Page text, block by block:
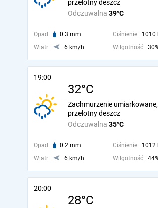
Odczuwalna 39°C
przelotny deszcz
Opad: 0.3 mm Ciśnienie: 1010
Wiatr:
6 km/h Wilgotność:
19:00
32°C
Odczuwalna 35°C
Zachmurzenie
przelotny deszcz
Opad: 0.2 mm Ciśnienie: 1012
Wiatr:
6 km/h Wilgotność:
20:00
28°C